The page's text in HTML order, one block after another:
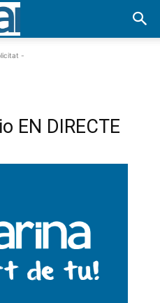
-
EN DIRECTE